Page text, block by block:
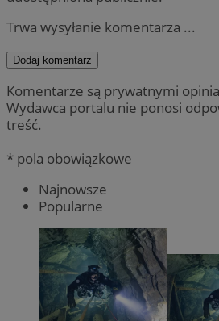
Trwa wysyłanie komentarza ...
Dodaj komentarz
Komentarze są prywatnymi
Wydawca portalu nie ponosi
treść.
* pola obowiązkowe
Najnowsze
Popularne